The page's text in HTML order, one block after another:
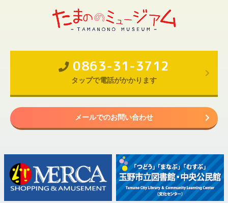
0863-31-3712
タップで電話がかかります
メールでのお問い合わせ